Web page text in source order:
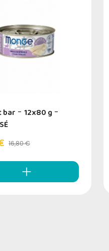
bar - 12x80 g -
16,80 €